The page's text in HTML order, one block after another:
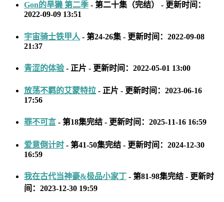
Gon的旱獭 第二季 - 第二十集（完结） - 更新时间：
2022-09-09 13:51
宇宙骑士铁甲人 - 第24-26集 - 更新时间：2022-09-08
21:37
青涩的体验- 正片 - 更新时间：2022-05-01 13:00
放荡不羁的艾蒙特拉 - 正片 - 更新时间：2023-06-16
17:56
罪不可言 - 第18集完结 - 更新时间：2025-11-16 16:59
爱意倒计时 - 第41-50集完结 - 更新时间：2024-12-30
16:59
我在古代当神豪&极品小家丁 - 第81-98集完结 - 更新时
间：2023-12-30 19:59